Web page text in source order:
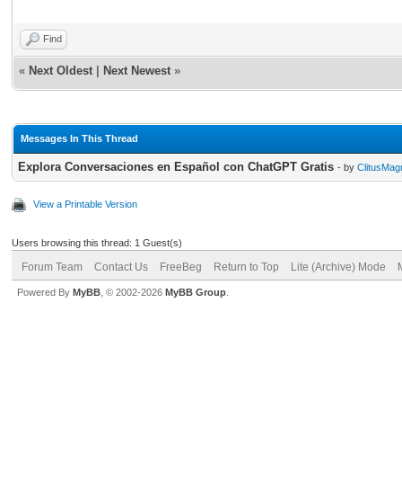
Find
« Next Oldest Next Newest »
Messages In This Thread
Explora Conversaciones en Español con ChatGPT Gratis - by
View a Printable Version
Users browsing this thread: 1 Guest(s)
Forum Team Contact Us FreeBeg Return to Top Lite (Archive) Mode
Powered By MyBB , © 2002-2026 MyBB Group